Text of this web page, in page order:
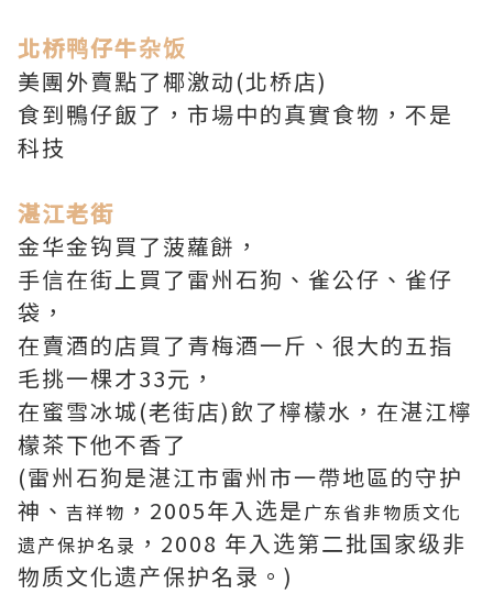
北桥鸭仔牛杂饭
美團外賣點了椰激动(北桥店)
食到鴨仔飯了，市場中的真實食物，不是
科技
湛江老街
金华金钩買了菠蘿餅，
手信在街上買了雷州石狗、雀公仔、雀仔
袋，
在賣酒的店買了青梅酒一斤、很大的五指
毛挑一棵才33元，
在蜜雪冰城(老街店)飲了檸檬水，在湛江檸
檬茶下他不香了
(雷州石狗是湛江市雷州市一帶地區的守护
神、 吉祥物 ，2005年入选是广东省非物质文化
遗产保护名录 ，2008 年入选第二批国家级非
物质文化遗产保护名录。)